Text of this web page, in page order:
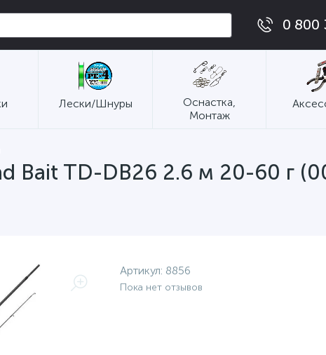
0 800
Лески/Шнуры
Оснастка,
Монтаж
Bait TD-DB26 2.6 м 20-60 г
Артикул: 8856
Пока нет отзывов